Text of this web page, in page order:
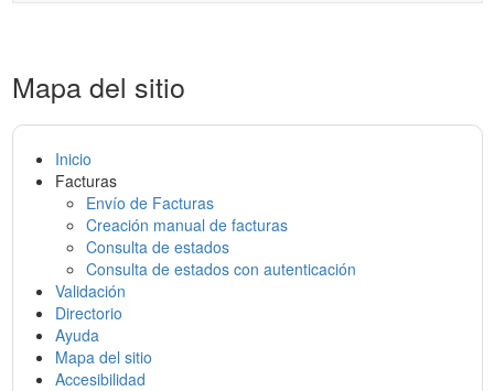
Mapa del sitio
Inicio
Facturas
Envío de Facturas
Creación manual de facturas
Consulta de estados
Consulta de estados con autenticación
Validación
Directorio
Ayuda
Mapa del sitio
Accesibilidad